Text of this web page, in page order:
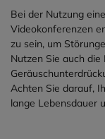
Ladezeit:
h, kabellos ca. 3 h
Akkulaufzeit: bis 35 h
(Sprechen) / 40 h
Bei der Nutzung
Videokonferenzen
zu sein, um
Nutzen Sie auch
Achten Sie darauf,
lange Lebensdauer